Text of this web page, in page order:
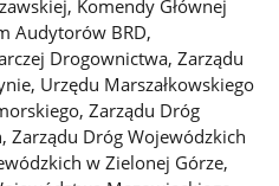
Komendy Głównej
Audytorów BRD,
Drogownictwa, Zarządu
Urzędu Marszałkowskiego
Zarządu Dróg
Zarządu Dróg Wojewódzkich
w Zielonej Górze,